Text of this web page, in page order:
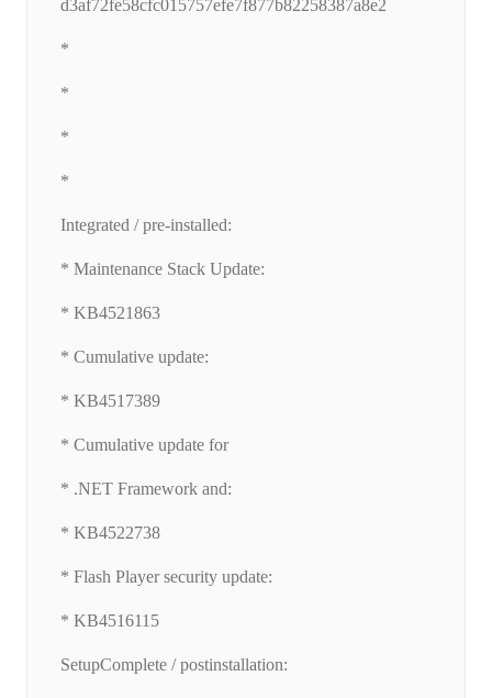
d3af72fe58cfc015757efe7f877b82258387a8e2
*
*
*
*
Integrated / pre-installed:
* Maintenance Stack Update:
* KB4521863
* Cumulative update:
* KB4517389
* Cumulative update for
* .NET Framework and:
* KB4522738
* Flash Player security update:
* KB4516115
SetupComplete / postinstallation: